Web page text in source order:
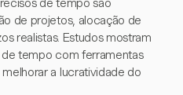
de tempo são
de projetos, alocação de
realistas. Estudos mostram
tempo com ferramentas
a lucratividade do